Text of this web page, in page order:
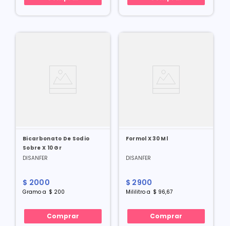
Bicarbonato De Sodio
Sobre X 10 Gr
DISANFER
$ 2000
Gramo a $ 200
Comprar
Formol X 30 Ml
DISANFER
$ 2900
Mililitroa $ 96,67
Comprar